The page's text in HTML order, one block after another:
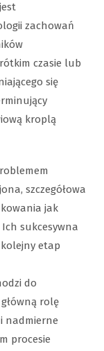
zachowań
czasie lub
się
kroplą
szczegółowa
jak
sukcesywna
etap
do
rolę
nadmierne
procesie